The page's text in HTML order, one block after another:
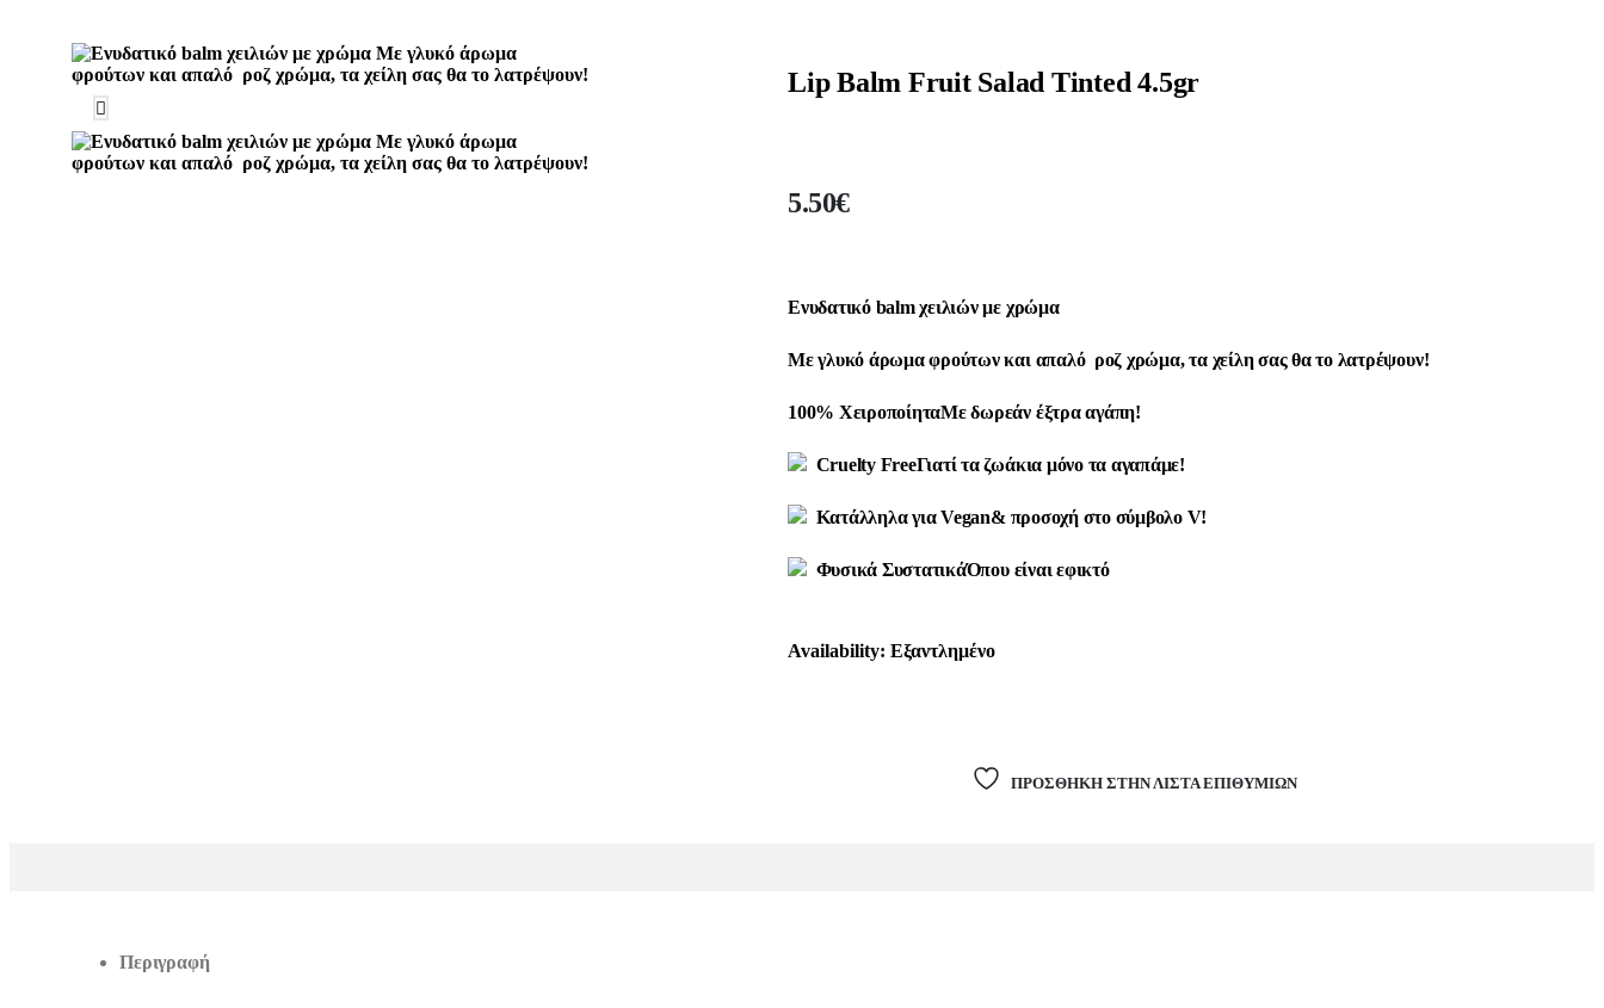
Lip Balm Fruit Salad Tinted 4.5gr
5.50€
Ενυδατικό balm χειλιών με χρώμα
Μεγλυκό άρωμα φρούτωνκαι απαλό ροζ χρώμα,τα χείλη σας θα το λατρέψουν!
100% ΧειροποίηταΜε δωρεάν έξτρα αγάπη!
Cruelty FreeΓιατί τα ζωάκια μόνο τα αγαπάμε!
Κατάλληλα για Vegan& προσοχή στο σύμβολο V!
Φυσικά ΣυστατικάΌπου είναι εφικτό
Availability: Εξαντλημένο
ΠΡΌΣΘΉΚΗ ΣΤΗΝ ΛΊΣΤΑ ΕΠΙΘΥΜΙΏΝ
Περιγραφή